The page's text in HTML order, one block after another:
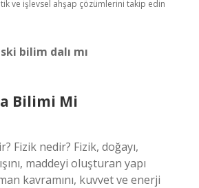
ve işlevsel ahşap çözümlerini takip edin
bilim dalı mı
Bilimi Mi
Fizik nedir? Fizik, doğayı,
maddeyi oluşturan yapı
kavramını, kuvvet ve enerji